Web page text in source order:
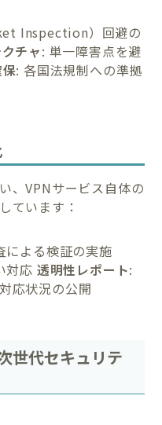
Inspection）回避の
チャ: 単一障害点を避
: 各国法規制への準拠
、VPNサービス自体の
ています：
による検証の実施
対応 透明性レポート:
応状況の公開
世代セキュリテ